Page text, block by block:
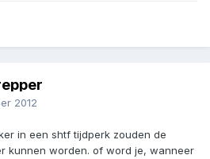
2012
in een shtf tijdperk zouden de
kunnen worden. of word je, wanneer